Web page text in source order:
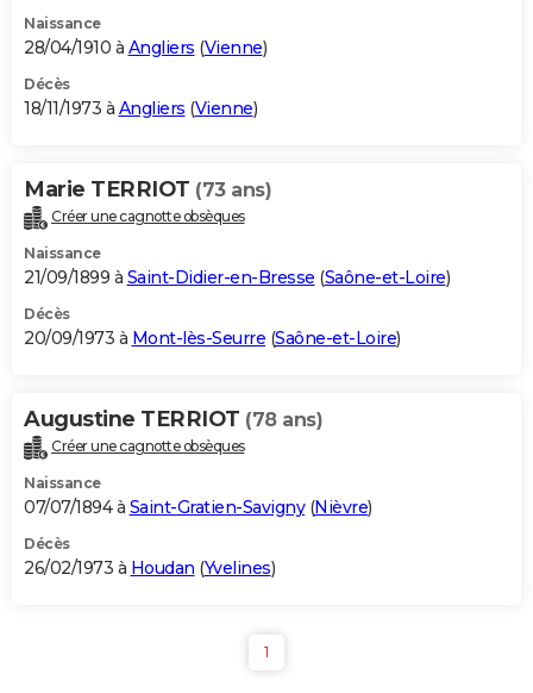
Naissance
28/04/1910 à Angliers (Vienne)
Décès
18/11/1973 à Angliers (Vienne)
Marie TERRIOT (73 ans)
Créer une cagnotte obsèques
Naissance
21/09/1899 à Saint-Didier-en-Bresse (Saône-et-Loire)
Décès
20/09/1973 à Mont-lès-Seurre (Saône-et-Loire)
Augustine TERRIOT (78 ans)
Créer une cagnotte obsèques
Naissance
07/07/1894 à Saint-Gratien-Savigny(Nièvre)
Décès
26/02/1973 à Houdan (Yvelines)
1